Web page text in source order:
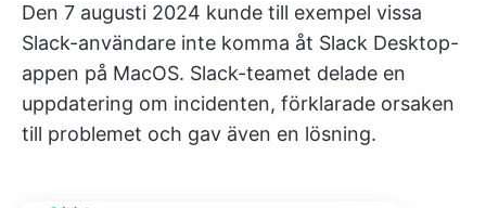
Den 7 augusti 2024 kunde till exempel vissa
Slack-användare inte komma åt Slack Desktop-
appen på MacOS. Slack-teamet delade en
uppdatering om incidenten, förklarade orsaken
till problemet och gav även en lösning.